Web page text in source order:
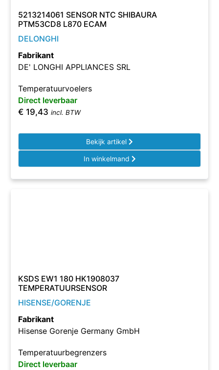
5213214061 SENSOR NTC SHIBAURA
PTM53CD8 L870 ECAM
DELONGHI
Fabrikant
DE' LONGHI APPLIANCES SRL
Temperatuurvoelers
Direct leverbaar
€ 19,43 incl. BTW
Bekijk artikel
In winkelmand
KSDS EW1 180 HK1908037
TEMPERATUURSENSOR
HISENSE/GORENJE
Fabrikant
Hisense Gorenje Germany GmbH
Temperatuurbegrenzers
Direct leverbaar